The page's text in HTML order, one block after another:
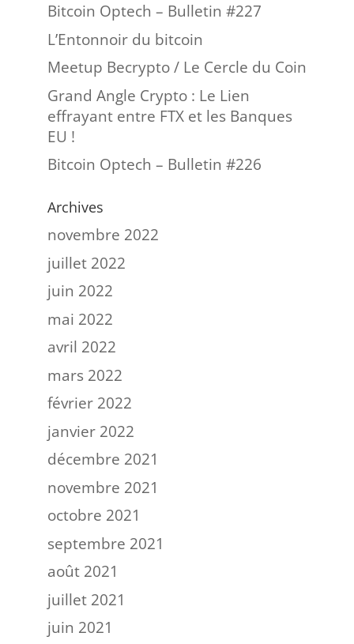
Bitcoin Optech – Bulletin #227
L’Entonnoir du bitcoin
Meetup Becrypto / Le Cercle du Coin
Grand Angle Crypto : Le Lien
effrayant entre FTX et les Banques
EU !
Bitcoin Optech – Bulletin #226
Archives
novembre 2022
juillet 2022
juin 2022
mai 2022
avril 2022
mars 2022
février 2022
janvier 2022
décembre 2021
novembre 2021
octobre 2021
septembre 2021
août 2021
juillet 2021
juin 2021